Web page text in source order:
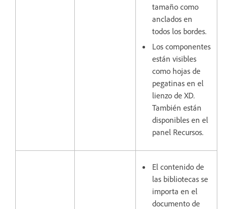
tamaño como
anclados en
todos los bordes.
Los componentes
están visibles
como hojas de
pegatinas en el
lienzo de XD.
También están
disponibles en el
panel Recursos.
El contenido de
las bibliotecas se
importa en el
documento de